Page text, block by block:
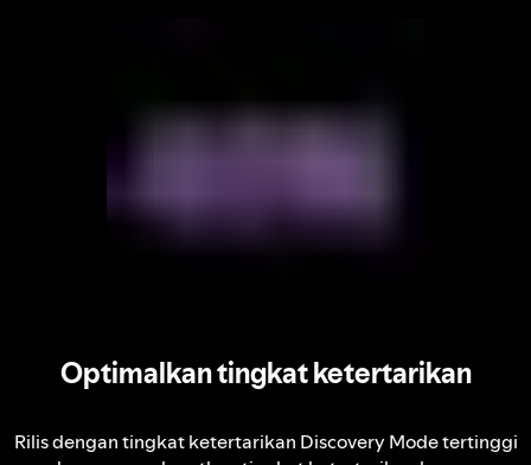
Optimalkan tingkat ketertarikan
Rilis dengan tingkat ketertarikan Discovery Mode tertinggi